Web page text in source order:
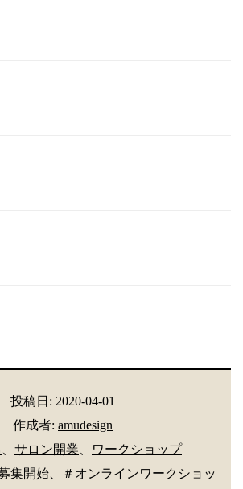
投稿日: 2020-04-01
作成者: amudesign
サロン開業
ワークショップ
集開始
＃オンラインワークショッ